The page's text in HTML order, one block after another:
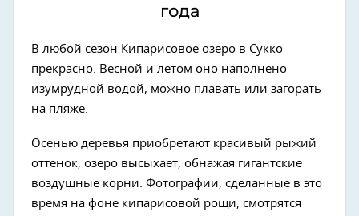
года
В любой сезон Кипарисовое озеро в Сукко
прекрасно. Весной и летом оно наполнено
изумрудной водой, можно плавать или загорать
на пляже.
Осенью деревья приобретают красивый рыжий
оттенок, озеро высыхает, обнажая гигантские
воздушные корни. Фотографии, сделанные в это
время на фоне кипарисовой рощи, смотрятся